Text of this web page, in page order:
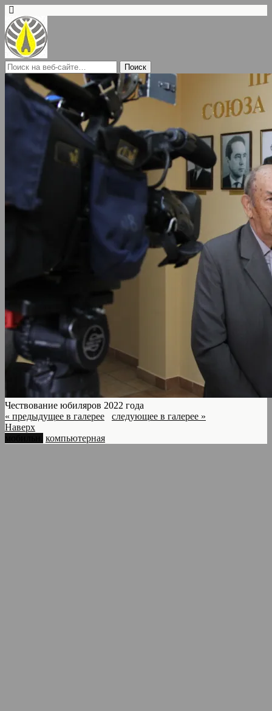
Чествование юбиляров 2022 года
« предыдущее в галерее
следующее в галерее »
Наверх
компьютерная